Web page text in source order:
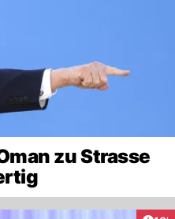
zu Strasse